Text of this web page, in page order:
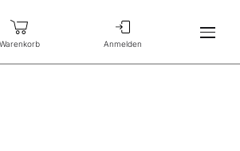
Warenkorb Anmelden